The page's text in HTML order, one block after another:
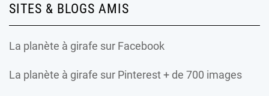
SITES & BLOGS AMIS
La planète à girafe sur Facebook
La planète à girafe sur Pinterest + de 700 images